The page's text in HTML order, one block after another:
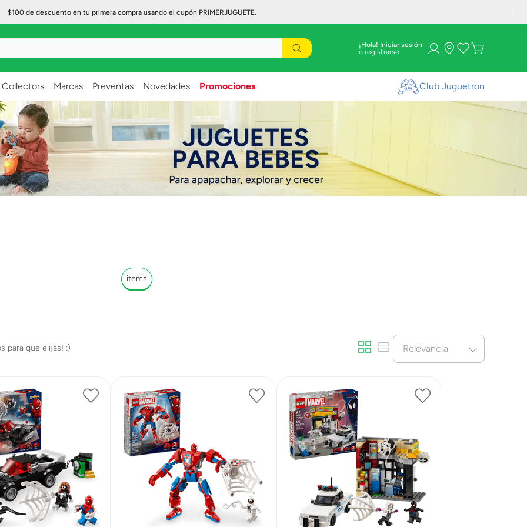
$100 de descuento en tu primera compra usando el cupón PRIMERJUGUETE.
¡Hola! Iniciar sesión
Collectors Marcas Preventas Novedades Promociones Club Juguetron
items
Relevancia